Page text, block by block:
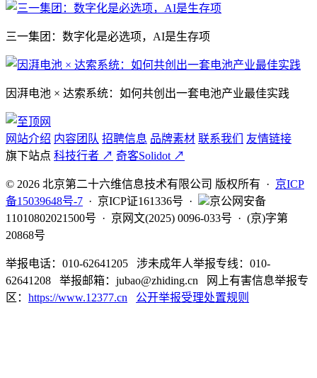
三一集团：数字化是必选项，AI是生存项
因湃电池 × 达索系统：如何共创出一套电池产业最佳实践
网站介绍 内容团队 招聘信息 品牌素材 联系我们
友情链接
旗下站点 科技行者 ↗ 奇客Solidot ↗
© 2026 北京第二十六维信息技术有限公司 版权所有 · 京ICP
备15039648号-7 · 京ICP证161336号 ·
京公网安备
11010802021500号 · 京网文(2025) 0096-033号 · (京)字第
20868号
举报电话：010-62641205 涉未成年人举报专线：010-
62641208 举报邮箱：jubao@zhiding.cn 网上有害信息举报专
区： https://www.12377.cn 公开举报受理处置规则